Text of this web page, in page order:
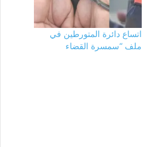
اتساع دائرة المتورطين في
ملف “سمسرة القضاء